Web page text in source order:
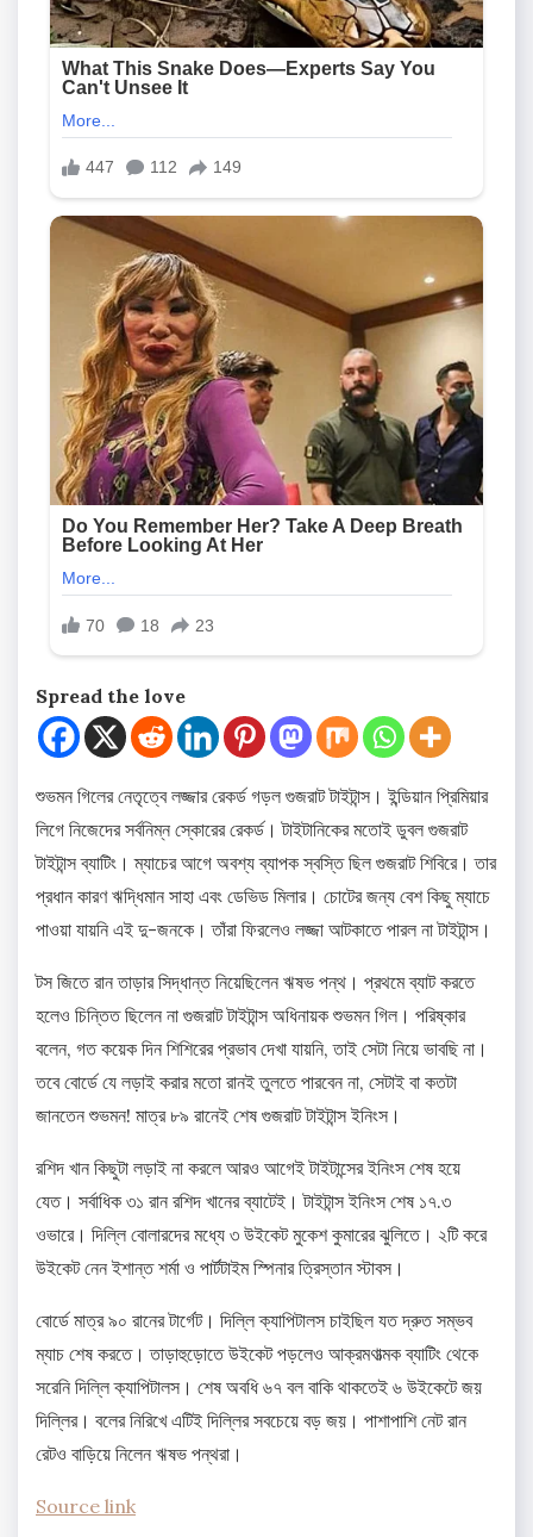
Spread the love
শুভমন গিলের নেতৃত্বে লজ্জার রেকর্ড গড়ল গুজরাট টাইটান্স। ইন্ডিয়ান প্রিমিয়ার
লিগে নিজেদের সর্বনিম্ন স্কোরের রেকর্ড। টাইটানিকের মতোই ডুবল গুজরাট
টাইটান্স ব্যাটিং। ম্যাচের আগে অবশ্য ব্যাপক স্বস্তি ছিল গুজরাট শিবিরে। তার
প্রধান কারণ ঋদ্ধিমান সাহা এবং ডেভিড মিলার। চোটের জন্য বেশ কিছু ম্যাচে
পাওয়া যায়নি এই দু-জনকে। তাঁরা ফিরলেও লজ্জা আটকাতে পারল না টাইটান্স।
টস জিতে রান তাড়ার সিদ্ধান্ত নিয়েছিলেন ঋষভ পন্থ। প্রথমে ব্যাট করতে
হলেও চিন্তিত ছিলেন না গুজরাট টাইটান্স অধিনায়ক শুভমন গিল। পরিষ্কার
বলেন, গত কয়েক দিন শিশিরের প্রভাব দেখা যায়নি, তাই সেটা নিয়ে ভাবছি না।
তবে বোর্ডে যে লড়াই করার মতো রানই তুলতে পারবেন না, সেটাই বা কতটা
জানতেন শুভমন! মাত্র ৮৯ রানেই শেষ গুজরাট টাইটান্স ইনিংস।
রশিদ খান কিছুটা লড়াই না করলে আরও আগেই টাইটান্সের ইনিংস শেষ হয়ে
যেত। সর্বাধিক ৩১ রান রশিদ খানের ব্যাটেই। টাইটান্স ইনিংস শেষ ১৭.৩
ওভারে। দিল্লি বোলারদের মধ্যে ৩ উইকেট মুকেশ কুমারের ঝুলিতে। ২টি করে
উইকেট নেন ইশান্ত শর্মা ও পার্টটাইম স্পিনার ত্রিস্তান স্টাবস।
বোর্ডে মাত্র ৯০ রানের টার্গেট। দিল্লি ক্যাপিটালস চাইছিল যত দ্রুত সম্ভব
ম্যাচ শেষ করতে। তাড়াহুড়োতে উইকেট পড়লেও আক্রমণাত্মক ব্যাটিং থেকে
সরেনি দিল্লি ক্যাপিটালস। শেষ অবধি ৬৭ বল বাকি থাকতেই ৬ উইকেটে জয়
দিল্লির। বলের নিরিখে এটিই দিল্লির সবচেয়ে বড় জয়। পাশাপাশি নেট রান
রেটও বাড়িয়ে নিলেন ঋষভ পন্থরা।
Source link